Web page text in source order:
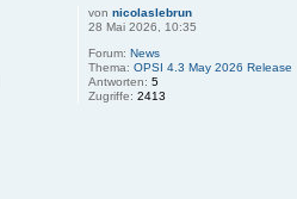
vonnicolaslebrun
28 Mai 2026, 10:35
Forum:News
Thema:OPSI 4.3 May 2026 Release
Antworten:5
Zugriffe:2413